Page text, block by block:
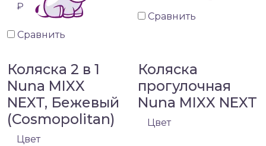
₽
Сравнить
Сравнить
Коляска 2 в 1
Nuna MIXX
NEXT, Бежевый
(Cosmopolitan)
Цвет
Коляска
прогулочная
Nuna MIXX NEXT
Цвет